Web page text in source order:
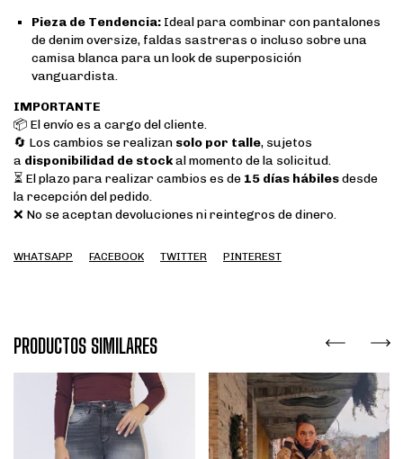
Pieza de Tendencia: Ideal para combinar con pantalones
de denim oversize, faldas sastreras o incluso sobre una
camisa blanca para un look de superposición
vanguardista.
IMPORTANTE
📦 El envío es a cargo del cliente.
🔄 Los cambios se realizan solo por talle, sujetos
a disponibilidad de stockal momento de la solicitud.
⏳ El plazo para realizar cambios es de 15 días hábilesdesde
la recepción del pedido.
❌ No se aceptan devoluciones ni reintegros de dinero.
WHATSAPP FACEBOOK TWITTER PINTEREST
PRODUCTOS SIMILARES